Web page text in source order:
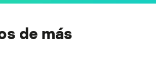
de más